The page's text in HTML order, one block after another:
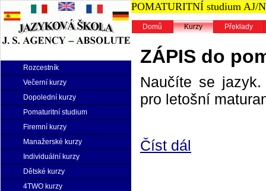
Rozcestník
Večerní kurzy
Dopolední kurzy
Pomaturitní studium
Firemní kurzy
Manažerské kurzy
Individuální kurzy
Dětské kurzy
4TWO kurzy
POMATURITNÍ studium AJ/
Domů Kurzy Překlady
ZÁPIS do
Naučíte se
pro letošní
Číst dál